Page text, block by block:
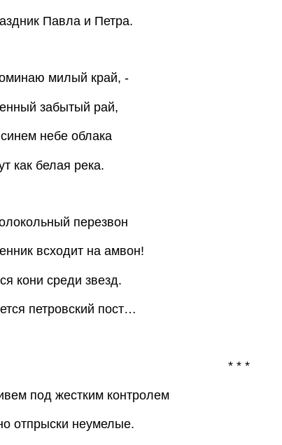
Павла и Петра.
милый край, -
забытый рай,
небе облака
как белая река.
перезвон
всходит на амвон!
кони среди звезд.
петровский пост…
* * *
под жестким контролем
отпрыски неумелые.